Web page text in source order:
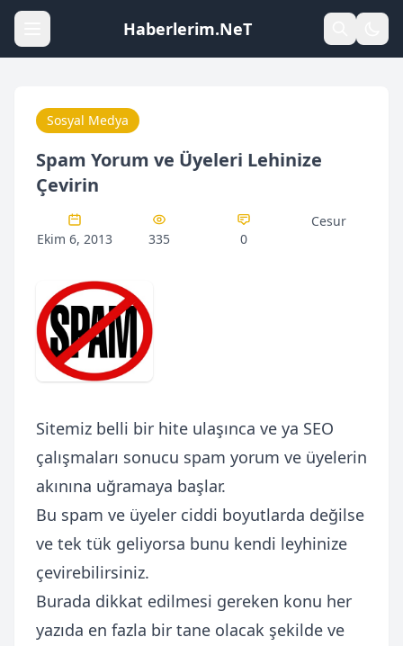
Haberlerim.NeT
Sosyal Medya
Spam Yorum ve Üyeleri Lehinize
Çevirin
Ekim 6, 2013 335 0
Cesur
Sitemiz belli bir hite ulaşınca ve ya SEO
çalışmaları sonucu spam yorum ve üyelerin
akınına uğramaya başlar.
Bu spam ve üyeler ciddi boyutlarda değilse
ve tek tük geliyorsa bunu kendi leyhinize
çevirebilirsiniz.
Burada dikkat edilmesi gereken konu her
yazıda en fazla bir tane olacak şekilde ve